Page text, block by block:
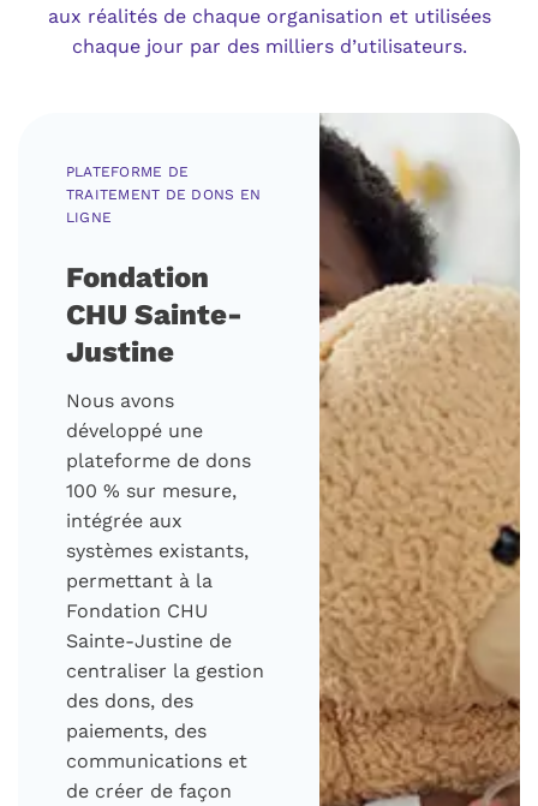
aux réalités de chaque organisation et utilisées
chaque jour par des milliers d’utilisateurs.
PLATEFORME DE
TRAITEMENT DE DONS EN
LIGNE
Fondation
CHU Sainte-
Justine
Nous avons
développé une
plateforme de dons
100 % sur mesure,
intégrée aux
systèmes existants,
permettant à la
Fondation CHU
Sainte-Justine de
centraliser la gestion
des dons, des
paiements, des
communications et
de créer de façon